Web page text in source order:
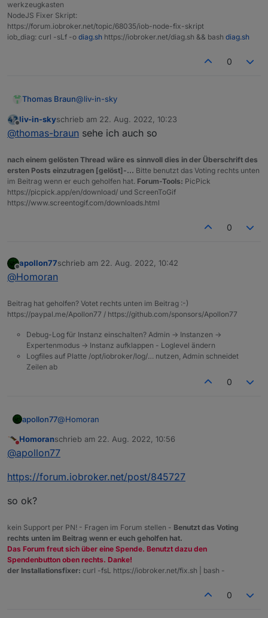
./meross-cloud/node_modules/.safe-buffer-
./meross-cloud/node_modules/.mqtt-8zgQhKQg
./meross-cloud/node_modules/.string_decoder-
./meross-cloud/node_modules/.readable-
./meross-cloud/node_modules/.debug-CaRvIbnq
./iobroker.mqtt/node_modules/.debug-Fk5FqXGC
./iobroker.mqtt/node_modules/.ms-0d57qAAX
./iobroker.mqtt/node_modules/.mqtt-n2S36XkG
./.mongodb-connection-string-url-iEu3f9Lf
./.mongodb-9LMcV19S
./@babel/.runtime-cSN2FFol
./.uglify-js-UrZ3Klfa
./@node-red/.editor-api-Xk7v1FU7
./@node-red/.nodes-oC2yqxJN
./@node-red/.editor-client-FpqhSpDH
./@node-red/.util-sbKUIGKV
./.node-red-admin-97cICUzY
./.hpagent-PUXuWBzq
e@iobroker59:/opt/iobroker/node_modules$
werkzeugkasten
NodeJS Fixer Skript:
https://forum.iobroker.net/topic/68035/iob-node-fix-skript
iob_diag: curl -sLf -o diag.sh https://iobroker.net/diag.sh && bash diag.sh
0
Thomas Braun@liv-in-sky
Was jetzt noch ausgespuckt wird sieht für mich
wie 'das kann weg' aus.
Offline
liv-in-skyschrieb am 22. Aug. 2022, 10:23
zuletzt editiert von
@thomas-braun sehe ich auch so
nach einem gelösten Thread wäre es sinnvoll dies in der Überschrift des
ersten Posts einzutragen [gelöst]-... Bitte benutzt das Voting rechts unten
im Beitrag wenn er euch geholfen hat. Forum-Tools: PicPick
https://picpick.app/en/download/ und ScreenToGif
https://www.screentogif.com/downloads.html
0
Offline
apollon77schrieb am 22. Aug. 2022, 10:42
zuletzt editiert von
@Homoran
Beitrag hat geholfen? Votet rechts unten im Beitrag :-)
https://paypal.me/Apollon77 / https://github.com/sponsors/Apollon77
Debug-Log für Instanz einschalten? Admin -> Instanzen ->
Expertenmodus -> Instanz aufklappen - Loglevel ändern
Logfiles auf Platte /opt/iobroker/log/… nutzen, Admin schneidet
Zeilen ab
0
apollon77@Homoran
Nicht stören
Homoranschrieb am 22. Aug. 2022, 10:56
zuletzt editiert von
@apollon77
https://forum.iobroker.net/post/845727
so ok?
kein Support per PN! - Fragen im Forum stellen - Benutzt das Voting
rechts unten im Beitrag wenn er euch geholfen hat.
Das Forum freut sich über eine Spende. Benutzt dazu den
Spendenbutton oben rechts. Danke!
der Installationsfixer: curl -fsL https://iobroker.net/fix.sh | bash -
0